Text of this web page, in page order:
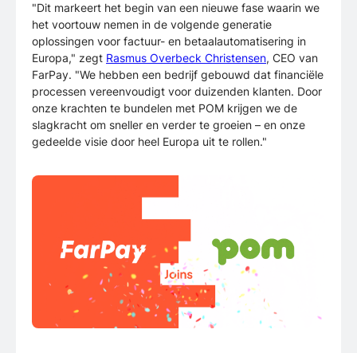
"Dit markeert het begin van een nieuwe fase waarin we
het voortouw nemen in de volgende generatie
oplossingen voor factuur- en betaalautomatisering in
Europa," zegt Rasmus Overbeck Christensen, CEO van
FarPay. "We hebben een bedrijf gebouwd dat financiële
processen vereenvoudigt voor duizenden klanten. Door
onze krachten te bundelen met POM krijgen we de
slagkracht om sneller en verder te groeien – en onze
gedeelde visie door heel Europa uit te rollen."